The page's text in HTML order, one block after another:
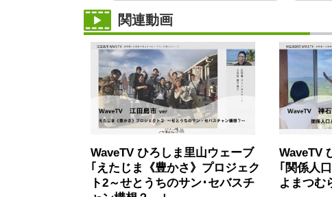
関連動画
WaveTV ひろしま里山ウェーブ
｢えたじま《豊かさ》プロジェク
ト2～せとうちのサン･セバスチ
WaveTV
｢関係人
よまつむ